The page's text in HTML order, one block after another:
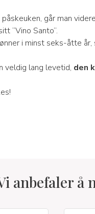
går man
“Vino Santo”.
i minst seks-åtte
veldig lang levetid, den
anbefaler å